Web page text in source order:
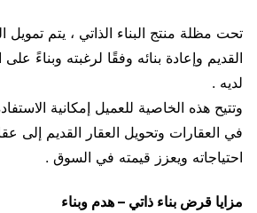
تحت مظلة منتج البناء الذاتي ، يتم تمويل
القديم وإعادة بنائه وفقًا لرغبته وبناءً على
لديه .
وتتيح هذه الخاصية للعميل إمكانية
في العقارات وتحويل العقار القديم إلى
احتياجاته ويعزز قيمته في السوق .
مزايا قرض بناء ذاتي – هدم وبناء